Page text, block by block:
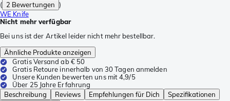
( 2 Bewertungen )
WE Knife
Nicht mehr verfügbar
Bei uns ist der Artikel leider nicht mehr bestellbar.
Ähnliche Produkte anzeigen
Gratis Versand ab € 50
Gratis Retoure innerhalb von 30 Tagen anmelden
Unsere Kunden bewerten uns mit 4,9/5
Über 25 Jahre Erfahrung
Beschreibung
Reviews Empfehlungen für Dich
Spezifikationen